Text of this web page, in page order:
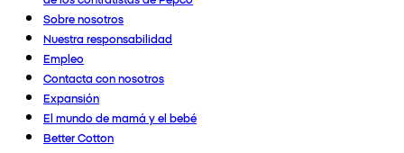
Sobre nosotros
Nuestra responsabilidad
Empleo
Contacta con nosotros
Expansión
El mundo de mamá y el bebé
Better Cotton